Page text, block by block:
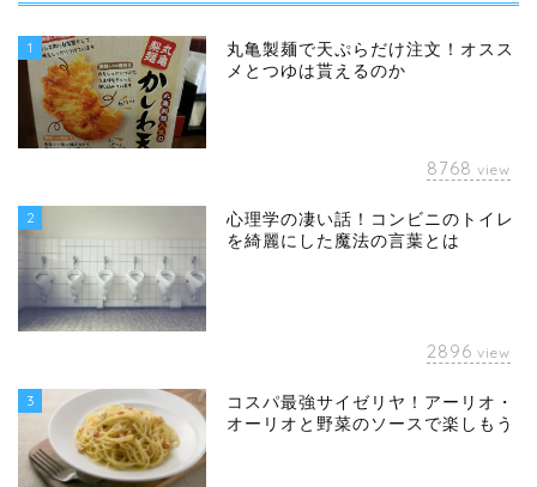
1
丸亀製麺で天ぷらだけ注文！オスス
メとつゆは貰えるのか
8768 view
2
心理学の凄い話！コンビニのトイレ
を綺麗にした魔法の言葉とは
2896 view
3
コスパ最強サイゼリヤ！アーリオ・
オーリオと野菜のソースで楽しもう